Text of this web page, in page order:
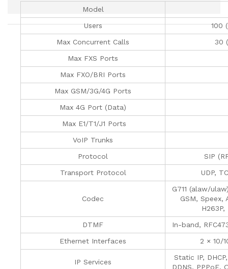
Model
Users
100
Max Concurrent Calls
30
Max FXS Ports
Max FXO/BRI Ports
Max GSM/3G/4G Ports
Max 4G Port (Data)
Max E1/T1/J1 Ports
VoIP Trunks
Protocol
SIP
Transport Protocol
UDP,
Codec
G711 (alaw/
GSM, Speex,
H263P,
DTMF
In-band,
Ethernet Interfaces
2 × 10/
IP Services
Static IP,
DDNS, PPPoE,